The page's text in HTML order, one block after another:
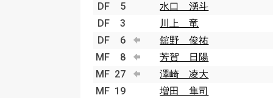
DF
5
水口 湧斗
DF
3
川上 竜
DF
6
舘野 俊祐
MF
8
芳賀 日陽
MF 27
澤崎 凌大
MF 19
増田 隼司